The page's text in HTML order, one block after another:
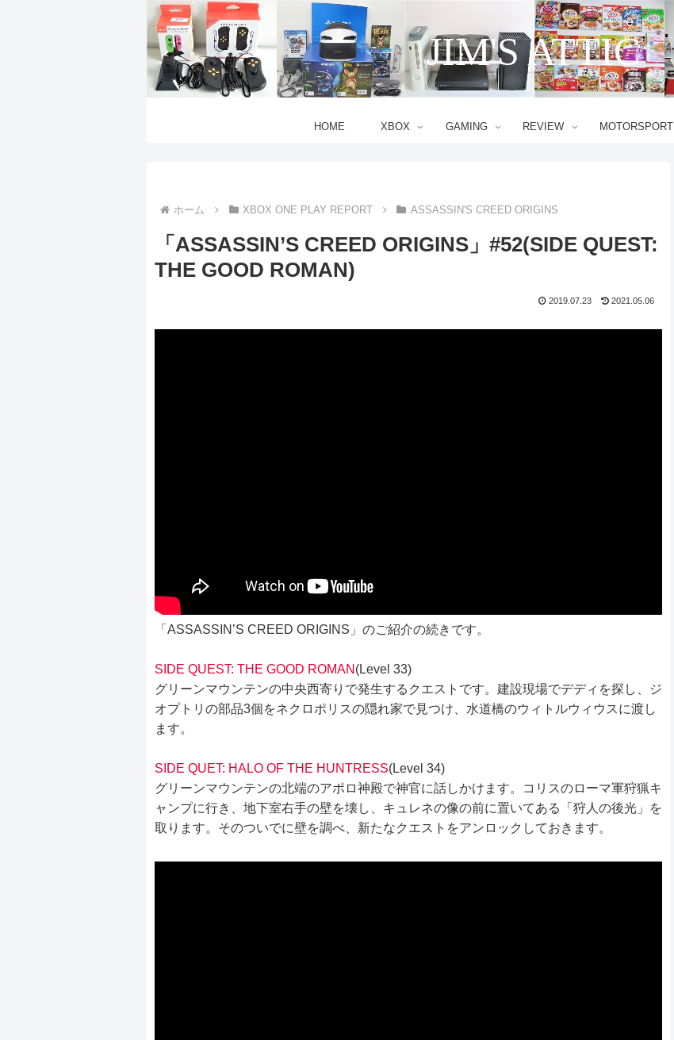
JIM'S ATTIC
HOME XBOX GAMING REVIEW MOTORSPORT
ホーム XBOX ONE PLAY REPORT ASSASSIN'S CREED ORIGINS
「ASSASSIN’S CREED ORIGINS」#52(SIDE QUEST:
THE GOOD ROMAN)
2019.07.23 2021.05.06
「ASSASSIN’S CREED ORIGINS」のご紹介の続きです。
SIDE QUEST: THE GOOD ROMAN (Level 33)
グリーンマウンテンの中央西寄りで発生するクエストです。建設現場でデディを探し、ジ
オプトリの部品3個をネクロポリスの隠れ家で見つけ、水道橋のウィトルウィウスに渡し
ます。
SIDE QUET: HALO OF THE HUNTRESS(Level 34)
グリーンマウンテンの北端のアポロ神殿で神官に話しかけます。コリスのローマ軍狩猟キ
ャンプに行き、地下室右手の壁を壊し、キュレネの像の前に置いてある「狩人の後光」を
取ります。そのついでに壁を調べ、新たなクエストをアンロックしておきます。